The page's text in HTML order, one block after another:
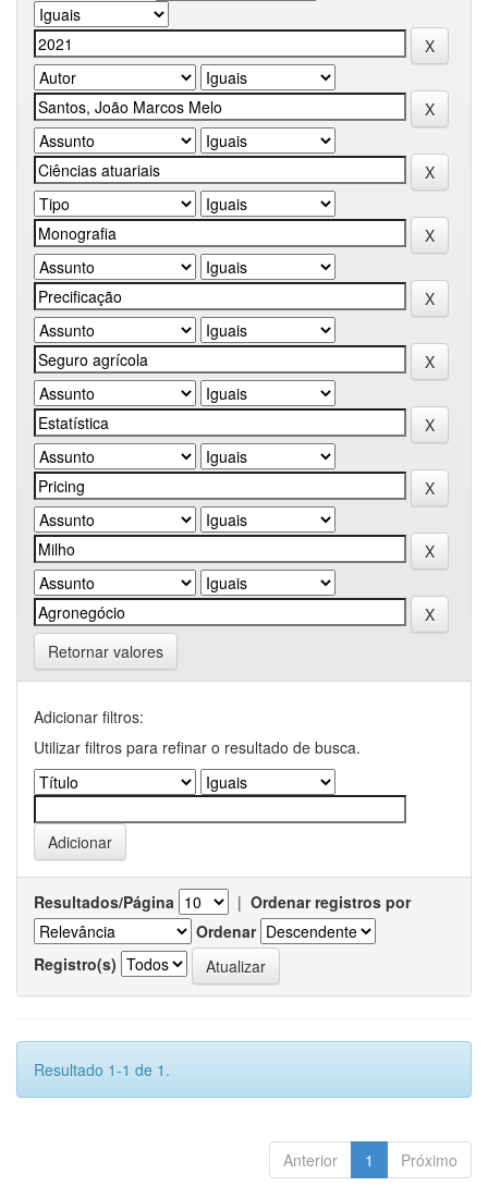
Retornar valores
Adicionar filtros:
Utilizar filtros para refinar o resultado de busca.
Resultados/Página | Ordenar registros por
Ordenar
Registro(s)
Resultado 1-1 de 1.
Anterior 1 Próximo